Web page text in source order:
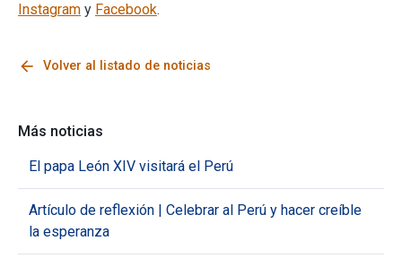
Instagram y Facebook.
arrow_back Volver al listado de noticias
Más noticias
El papa León XIV visitará el Perú
Artículo de reflexión | Celebrar al Perú y hacer creíble
la esperanza